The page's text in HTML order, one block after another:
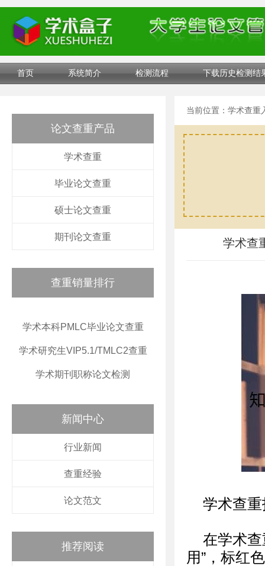
首页 系统简介 检测流程 下载历史检测结
论文查重产品
学术查重
毕业论文查重
硕士论文查重
期刊论文查重
查重销量排行
学术本科PMLC毕业论文查重
学术研究生VIP5.1/TMLC2查重
学术期刊职称论文检测
新闻中心
行业新闻
查重经验
论文范文
推荐阅读
当前位置： 学术查重
学术查
学术查
在学术
用”，标红